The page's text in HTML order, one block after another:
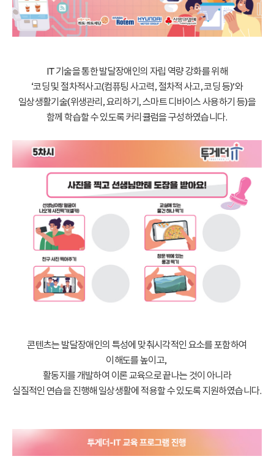
IT 기술을 통한 발달장애인의 자립 역량 강화를 위해
‘코딩 및 절차적사고(컴퓨팅 사고력, 절차적 사고, 코딩 등)’와
일상생활기술(위생관리, 요리하기, 스마트 디바이스 사용하기 등)을
함께 학습할 수 있도록 커리큘럼을 구성하였습니다.
콘텐츠는 발달장애인의 특성에 맞춰시각적인 요소를 포함하여
이해도를 높이고,
활동지를 개발하여 이론 교육으로 끝나는 것이 아니라
실질적인 연습을 진행해 일상생활에 적용할 수 있도록 지원하였습니다.